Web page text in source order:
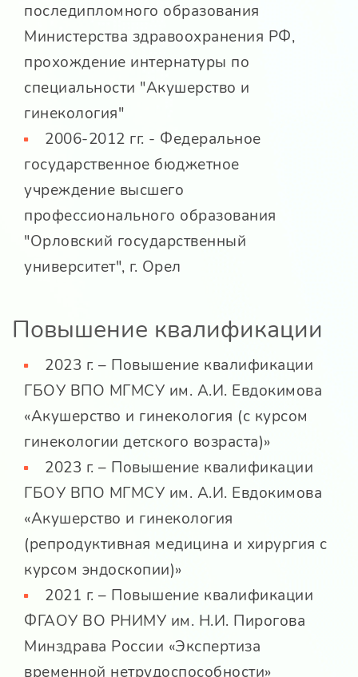
последипломного образования
Министерства здравоохранения РФ,
прохождение интернатуры по
специальности "Акушерство и
гинекология"
2006-2012 гг. - Федеральное
государственное бюджетное
учреждение высшего
профессионального образования
"Орловский государственный
университет", г. Орел
Повышение квалификации
2023 г. – Повышение квалификации
ГБОУ ВПО МГМСУ им. А.И. Евдокимова
«Акушерство и гинекология (с курсом
гинекологии детского возраста)»
2023 г. – Повышение квалификации
ГБОУ ВПО МГМСУ им. А.И. Евдокимова
«Акушерство и гинекология
(репродуктивная медицина и хирургия с
курсом эндоскопии)»
2021 г. – Повышение квалификации
ФГАОУ ВО РНИМУ им. Н.И. Пирогова
Минздрава России «Экспертиза
временной нетрудоспособности»